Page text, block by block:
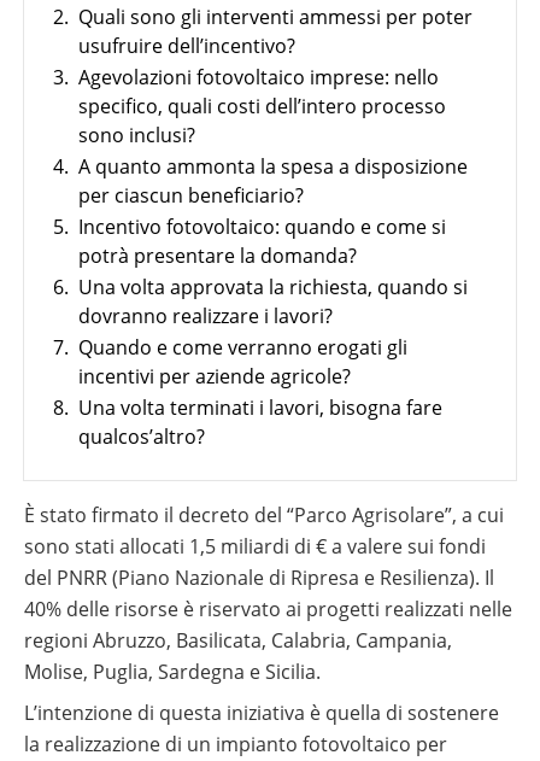
Batterie
compatibili
con
inverter
fotovoltaici
comparative
materiale
fotovoltaico
Cataloghi
Memodo
su
materiale
Calcolatore
autoconsumo
fotovoltaico
Incentivi
News
Study
monitoraggio
Sector
coupling
E-mobility
Panoramica
Argomento
Wallbox
Colonnine
ricarica
Strumenti
Panoramica
Wallbox
ricarica
veicoli
News
Strumenti utili
Panoramica
Supporto
tuo
lavoro
quotidiano
installatore
Strumenti
Wallbox
e
stazioni
ricarica
per
veicoli
elettrici
Calcolatore
autoconsumo
fotovoltaico
Negozio online
2. Quali sono gli interventi ammessi per poter
usufruire dell’incentivo?
3. Agevolazioni fotovoltaico imprese: nello
specifico, quali costi dell’intero processo
sono inclusi?
4. A quanto ammonta la spesa a disposizione
per ciascun beneficiario?
5. Incentivo fotovoltaico: quando e come si
potrà presentare la domanda?
6. Una volta approvata la richiesta, quando si
dovranno realizzare i lavori?
7. Quando e come verranno erogati gli
incentivi per aziende agricole?
8. Una volta terminati i lavori, bisogna fare
qualcos’altro?
È stato firmato il decreto del “Parco Agrisolare”, a cui
sono stati allocati 1,5 miliardi di € a valere sui fondi
del PNRR (Piano Nazionale di Ripresa e Resilienza). Il
40% delle risorse è riservato ai progetti realizzati nelle
regioni Abruzzo, Basilicata, Calabria, Campania,
Molise, Puglia, Sardegna e Sicilia.
L’intenzione di questa iniziativa è quella di sostenere
la realizzazione di un impianto fotovoltaico per